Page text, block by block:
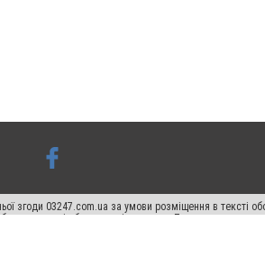
згоди 03247.com.ua за умови розміщення в
в тексті або в якості джерела. Порушення